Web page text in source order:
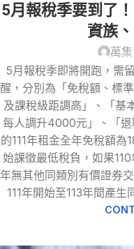
5月報稅季要到了
資族
萬
5月報稅季即將開跑，需
醒，分別為「免稅額、標
及課稅級距調高」、「基
每人調升4000元」、「
的111年租金全年免稅額為
始課徵最低稅負，如果
年無其他同類別有價證券
111年開始至113年間產